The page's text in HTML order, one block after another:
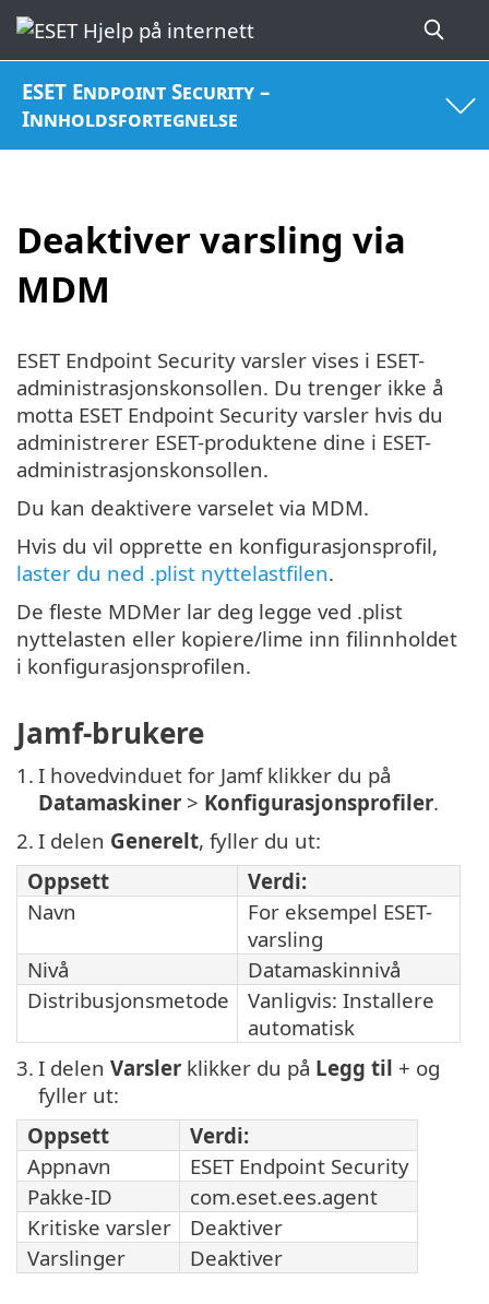
ESET Endpoint Security –
Innholdsfortegnelse
Deaktiver varsling via
MDM
ESET Endpoint Security varsler vises i ESET-
administrasjonskonsollen. Du trenger ikke å
motta ESET Endpoint Security varsler hvis du
administrerer ESET-produktene dine i ESET-
administrasjonskonsollen.
Du kan deaktivere varselet via MDM.
Hvis du vil opprette en konfigurasjonsprofil,
laster du ned .plist nyttelastfilen.
De fleste MDMer lar deg legge ved .plist
nyttelasten eller kopiere/lime inn filinnholdet
i konfigurasjonsprofilen.
Jamf-brukere
1. I hovedvinduet for Jamf klikker du på
Datamaskiner > Konfigurasjonsprofiler.
2. I delen Generelt, fyller du ut:
Oppsett
Verdi:
Navn
For eksempel ESET-
varsling
Nivå
Datamaskinnivå
Distribusjonsmetode
Vanligvis: Installere
automatisk
3. I delen Varsler klikker du på Legg til + og
fyller ut:
Oppsett
Verdi:
Appnavn
ESET Endpoint Security
Pakke-ID
com.eset.ees.agent
Kritiske varsler
Deaktiver
Varslinger
Deaktiver